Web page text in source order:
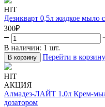
HIT
Дезикварт 0,5л жидкое мыло
300₽
В наличии: 1 шт.
В корзину Перейти в корзину
HIT
АКЦИЯ
Алмадез-ЛАЙТ 1,0л Крем-
дозатором